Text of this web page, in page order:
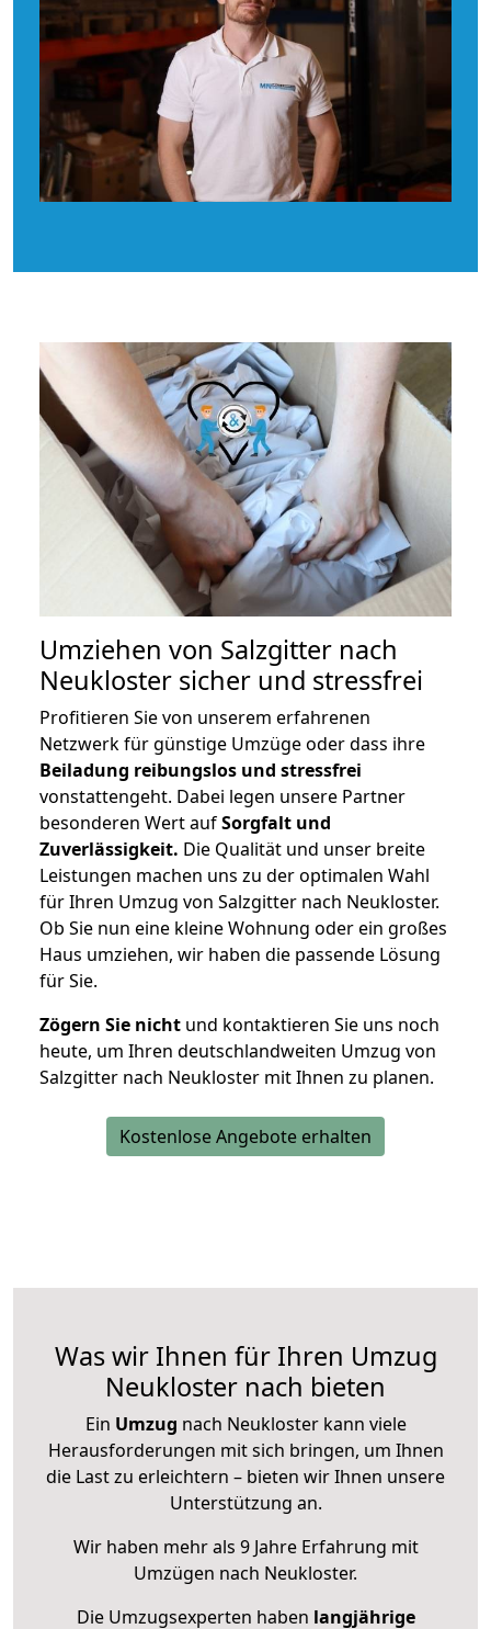
Umziehen von Salzgitter nach
Neukloster sicher und stressfrei
Profitieren Sie von unserem erfahrenen
Netzwerk für günstige Umzüge oder dass ihre
Beiladung reibungslos und stressfrei
vonstattengeht. Dabei legen unsere Partner
besonderen Wert aufSorgfalt und
Zuverlässigkeit. Die Qualität und unser breite
Leistungen machen uns zu der optimalen Wahl
für Ihren Umzug von Salzgitter nach Neukloster.
Ob Sie nun eine kleine Wohnung oder ein großes
Haus umziehen, wir haben die passende Lösung
für Sie.
Zögern Sie nicht und kontaktieren Sie uns noch
heute, um Ihren deutschlandweiten Umzug von
Salzgitter nach Neukloster mit Ihnen zu planen.
Kostenlose Angebote erhalten
Was wir Ihnen für Ihren Umzug
Neukloster nach bieten
Ein Umzug nach Neukloster kann viele
Herausforderungen mit sich bringen, um Ihnen
die Last zu erleichtern – bieten wir Ihnen unsere
Unterstützung an.
Wir haben mehr als 9 Jahre Erfahrung mit
Umzügen nach Neukloster.
Die Umzugsexperten haben langjährige